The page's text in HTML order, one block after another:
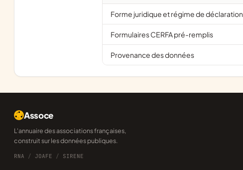
Forme juridique et régime de déclaration
Formulaires CERFA pré-remplis
Provenance des données
Assoce
L'annuaire des associations françaises,
construit sur les données publiques.
RNA / JOAFE / SIRENE